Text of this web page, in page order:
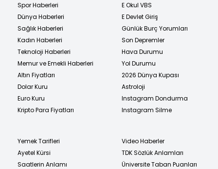
Spor Haberleri
Dünya Haberleri
Sağlık Haberleri
Kadın Haberleri
Teknoloji Haberleri
Memur ve Emekli Haberleri
Altın Fiyatları
Dolar Kuru
Euro Kuru
Kripto Para Fiyatları
E Okul VBS
E Devlet Giriş
Günlük Burç Yorumları
Son Depremler
Hava Durumu
Yol Durumu
2026 Dünya Kupası
Astroloji
Instagram Dondurma
Instagram Silme
Yemek Tarifleri
Ayetel Kürsi
Saatlerin Anlamı
Video Haberler
TDK Sözlük Anlamları
Üniversite Taban Puanları